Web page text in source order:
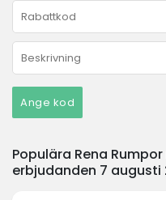
Ange kod
Populära Rena
erbjudanden 7 augusti